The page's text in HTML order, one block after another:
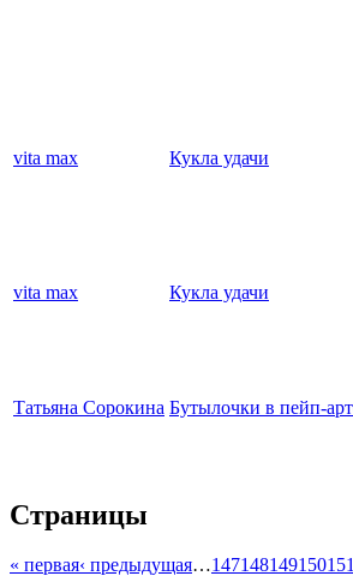
vita max Кукла удачи
vita max Кукла удачи
Татьяна Сорокина Бутылочки в пейп-
Страницы
« первая‹ предыдущая…147148149150151